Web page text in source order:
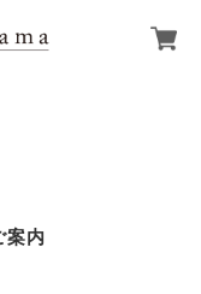
案内